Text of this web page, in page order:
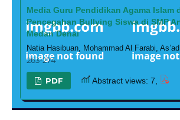
Media Guru Pendidikan Agama Islam
Pencegahan Bullying Siswa di SMP
Medan Denai
Natia Hasibuan, Mohammad Al Farabi, As’ad
263-274
PDF Abstract views: 7,